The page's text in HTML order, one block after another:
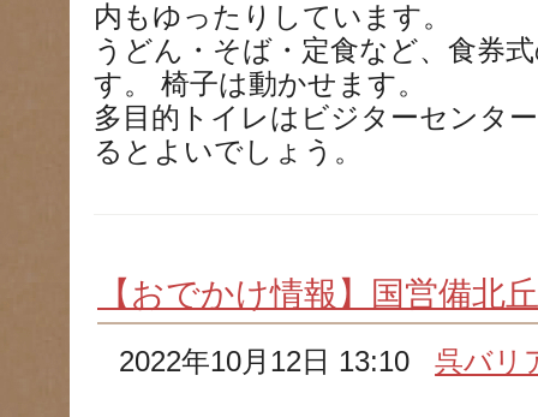
内もゆったりしています。
うどん・そば・定食など、食券
す。 椅子は動かせます。
多目的トイレはビジターセンタ
るとよいでしょう。
【おでかけ情報】国営備北
2022年10月12日 13:10呉バリ